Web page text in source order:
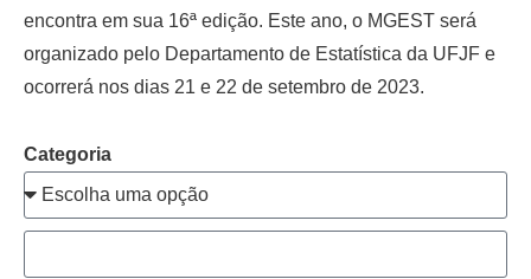
encontra em sua 16ª edição. Este ano, o MGEST será
organizado pelo Departamento de Estatística da UFJF e
ocorrerá nos dias 21 e 22 de setembro de 2023.
Categoria